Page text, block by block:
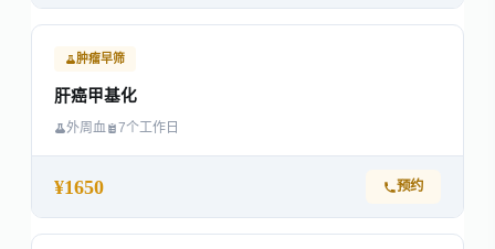
肿瘤早筛
肝癌甲基化
外周血 7个工作日
¥1650 预约